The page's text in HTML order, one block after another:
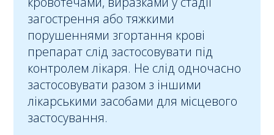
загострення або тяжкими
порушеннями згортання крові
препарат слід застосовувати під
контролем лікаря. Не слід одночасно
застосовувати разом з іншими
лікарськими засобами для місцевого
застосування.